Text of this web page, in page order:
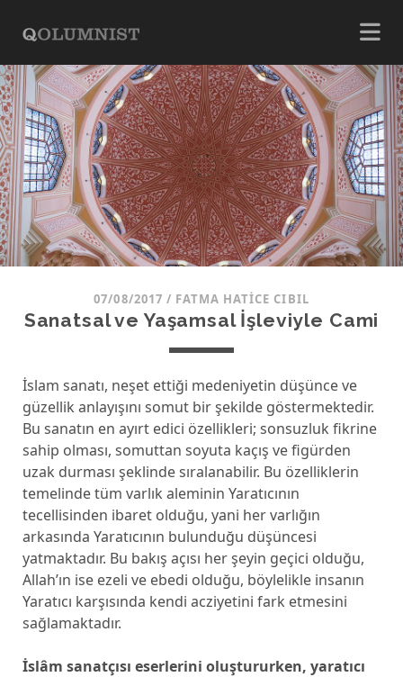
07/08/2017 / FATMA HATICE CIBIL
Sanatsal ve Yaşamsal İşleviyle Cami
İslam sanatı, neşet ettiği medeniyetin düşünce ve
güzellik anlayışını somut bir şekilde göstermektedir.
Bu sanatın en ayırt edici özellikleri; sonsuzluk fikrine
sahip olması, somuttan soyuta kaçış ve figürden
uzak durması şeklinde sıralanabilir. Bu özelliklerin
temelinde tüm varlık aleminin Yaratıcının
tecellisinden ibaret olduğu, yani her varlığın
arkasında Yaratıcının bulunduğu düşüncesi
yatmaktadır. Bu bakış açısı her şeyin geçici olduğu,
Allah’ın ise ezeli ve ebedi olduğu, böylelikle insanın
Yaratıcı karşısında kendi acziyetini fark etmesini
sağlamaktadır.
İslâm sanatçısı eserlerini oluştururken, yaratıcı